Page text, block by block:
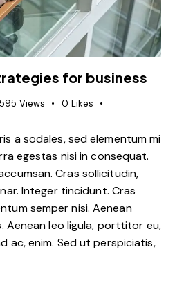
for business
595 Views 0 Likes
a sodales, sed elementum mi
egestas nisi in consequat.
Cras sollicitudin,
Integer tincidunt. Cras
semper nisi. Aenean
Aenean leo ligula, porttitor eu,
ac, enim. Sed ut perspiciatis,